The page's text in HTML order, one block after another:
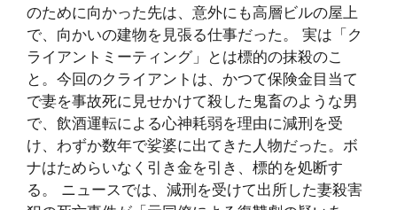
のために向かった先は、意外にも高層ビルの屋上
で、向かいの建物を見張る仕事だった。 実は「ク
ライアントミーティング」とは標的の抹殺のこ
と。今回のクライアントは、かつて保険金目当て
で妻を事故死に見せかけて殺した鬼畜のような男
で、飲酒運転による心神耗弱を理由に減刑を受
け、わずか数年で娑婆に出てきた人物だった。ボ
ナはためらいなく引き金を引き、標的を処断す
る。 ニュースでは、減刑を受けて出所した妻殺害